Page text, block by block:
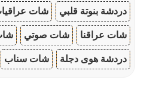
دردشة بنوتة قلبي شات
شات عراقنا شات صوتي
دردشة هوى دجلة شات سناب